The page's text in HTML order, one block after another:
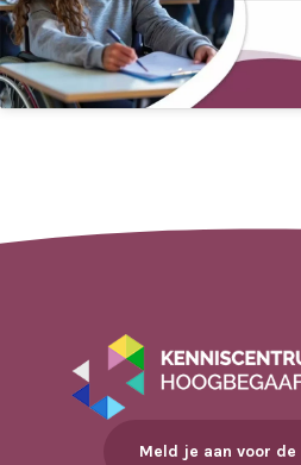
Meld je aan voor